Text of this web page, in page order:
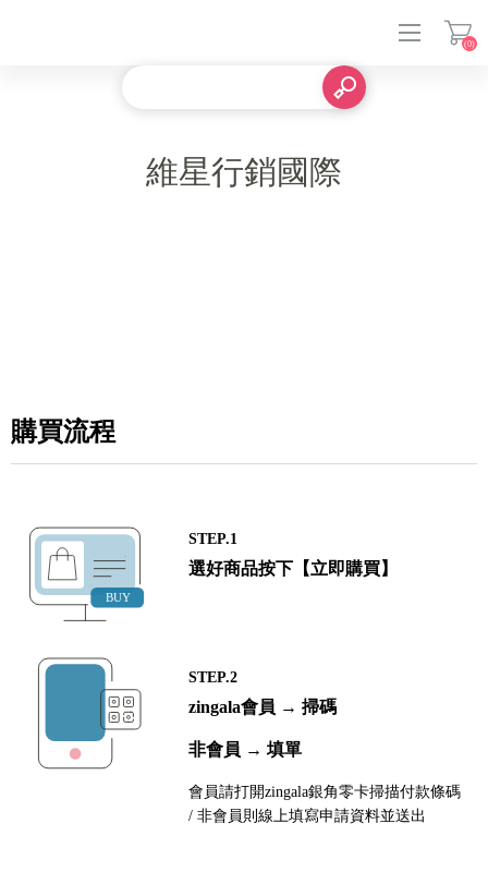
(0)
維星行銷國際
購買流程
STEP.1
選好商品按下【立即購買】
STEP.2
zingala會員 → 掃碼
非會員 → 填單
會員請打開zingala銀角零卡掃描付款條碼
/ 非會員則線上填寫申請資料並送出